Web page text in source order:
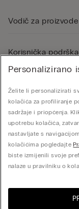
Vodič za proizvode
Korisnička podrška
Tvrtka
© CALZEDONIA SpA, Via
Personalizirano
Želite li personalizirati
kolačića za profiliranje
sadržaje i priopćenja.
upotrebu kolačića,
nastavljate s
kolačićima pogledajte
biste izmijenili svoje
nalaze u pravilniku o